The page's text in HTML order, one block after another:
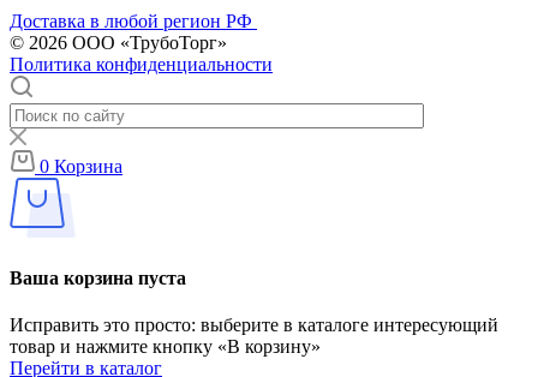
Доставка в любой регион РФ
© 2026 ООО «ТрубоТорг»
Политика конфиденциальности
0 Корзина
Ваша корзина пуста
Исправить это просто: выберите в каталоге интересующий
товар и нажмите кнопку «В корзину»
Перейти в каталог